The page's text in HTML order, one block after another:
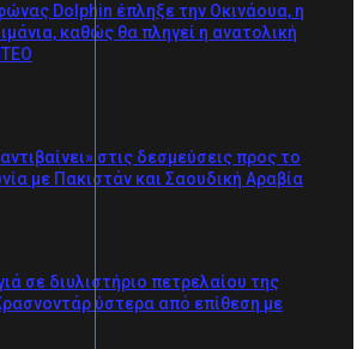
Dolphin έπληξε την Οκινάουα, η
καθώς θα πληγεί η ανατολική
στις δεσμεύσεις προς το
με Πακιστάν και Σαουδική Αραβία
σε διυλιστήριο πετρελαίου της
ύστερα από επίθεση με